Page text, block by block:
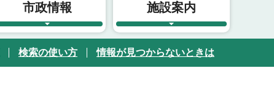
市政情報 施設案内
検索の使い方 情報が見つからないときは